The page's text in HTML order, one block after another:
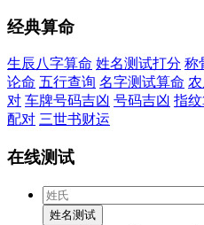
经典算命
生辰八字算命 姓名测试打分 称
论命 五行查询 名字测试算命
对 车牌号码吉凶 号码吉凶 指
配对 三世书财运
在线测试